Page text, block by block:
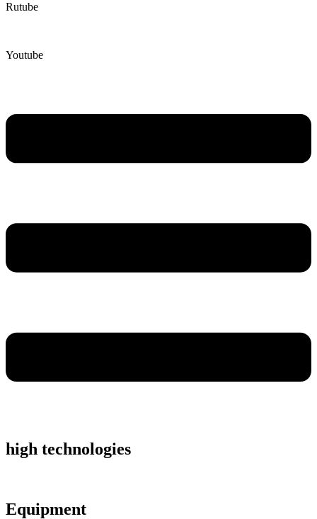
Rutube
Youtube
high technologies
Equipment